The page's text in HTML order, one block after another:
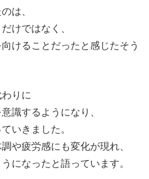
は、
けではなく、
けることだったと感じたそう
りに
識するようになり、
いきました。
や疲労感にも変化が現れ、
になったと語っています。